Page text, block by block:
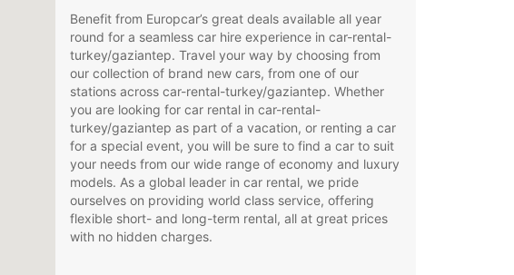
Benefit from Europcar’s great deals available all year
round for a seamless car hire experience in car-rental-
turkey/gaziantep. Travel your way by choosing from
our collection of brand new cars, from one of our
stations across car-rental-turkey/gaziantep. Whether
you are looking for car rental in car-rental-
turkey/gaziantep as part of a vacation, or renting a car
for a special event, you will be sure to find a car to suit
your needs from our wide range of economy and luxury
models. As a global leader in car rental, we pride
ourselves on providing world class service, offering
flexible short- and long-term rental, all at great prices
with no hidden charges.